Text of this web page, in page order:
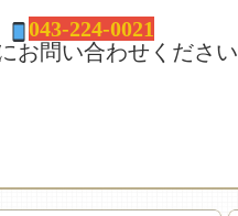
043-224-0021
お問い合わせください